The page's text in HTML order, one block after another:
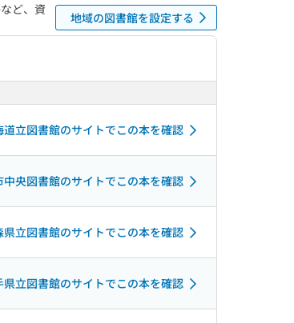
ど、資
地域の図書館を設定する
道立図書館のサイトでこの本を確認
中央図書館のサイトでこの本を確認
県立図書館のサイトでこの本を確認
県立図書館のサイトでこの本を確認